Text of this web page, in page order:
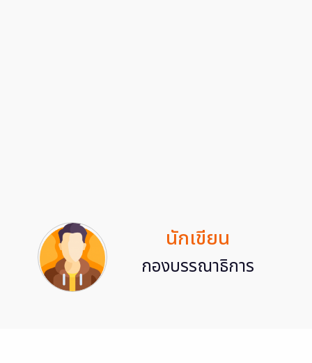
นักเขียน
กองบรรณาธิการ